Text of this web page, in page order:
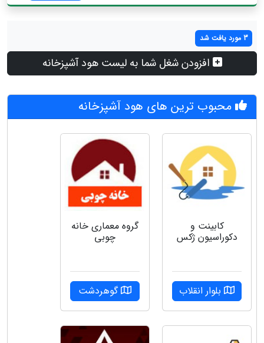
3 مورد یافت شد
افزودن شغل شما به لیست هود آشپزخانه
محبوب ترین های هود آشپزخانه
کابینت و
دکوراسیون ژکس
بلوار انقلاب
گروه‌ معماری خانه
چوبی
گوهردشت